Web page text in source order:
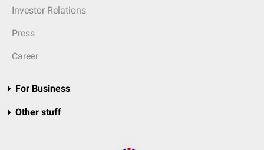
Investor Relations
Press
Career
For Business
Other stuff